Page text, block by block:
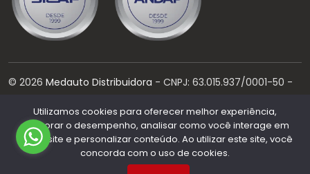
© 2026 Medauto Distribuidora - CNPJ: 63.015.937/0001-50 -
Desenvolvido por:
Utilizamos cookies para oferecer melhor experiência,
melhorar o desempenho, analisar como você interage em
nosso site e personalizar conteúdo. Ao utilizar este site, você
concorda com o uso de cookies.